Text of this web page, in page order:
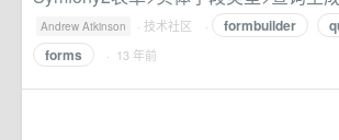
Andrew Atkinson · 技术社区 · formbuilder
forms
· 13 年前